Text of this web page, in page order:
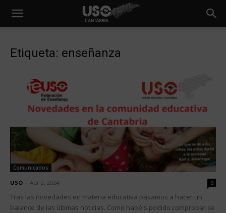
Etiqueta: enseñanza
Comunicados
USO Abr 2, 2024 0
Tras las novedades en materia educativa pasamos a hacer un
balance de las últimas noticias. Como habéis podido comprobar se